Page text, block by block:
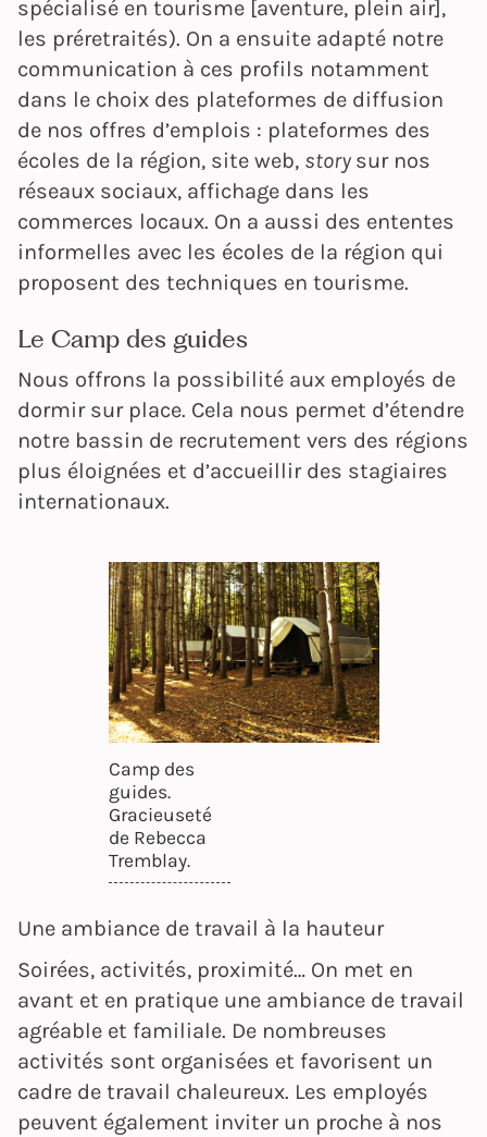
spécialisé en tourisme [aventure, plein air],
les préretraités). On a ensuite adapté notre
communication à ces profils notamment
dans le choix des plateformes de diffusion
de nos offres d’emplois : plateformes des
écoles de la région, site web, story sur nos
réseaux sociaux, affichage dans les
commerces locaux. On a aussi des ententes
informelles avec les écoles de la région qui
proposent des techniques en tourisme.
Le Camp des guides
Nous offrons la possibilité aux employés de
dormir sur place. Cela nous permet d’étendre
notre bassin de recrutement vers des régions
plus éloignées et d’accueillir des stagiaires
internationaux.
Camp des
guides.
Gracieuseté
de Rebecca
Tremblay.
Une ambiance de travail à la hauteur
Soirées, activités, proximité… On met en
avant et en pratique une ambiance de travail
agréable et familiale. De nombreuses
activités sont organisées et favorisent un
cadre de travail chaleureux. Les employés
peuvent également inviter un proche à nos